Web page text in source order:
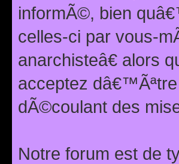
informÃ©, bien
celles-ci par vous-
anarchisteâ€ alors
acceptez
dÃ©coulant des
Notre forum est de